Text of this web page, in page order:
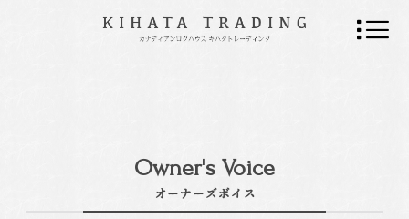
Owner's Voice
オーナーズボイス